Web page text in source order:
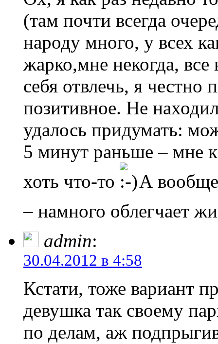
(там почти всегда
народу много, у всех
жарко,мне некогда,
себя отвлечь, я честно
позитивное. Не
удалось придумать:
5 минут раньше – мне
хоть что-то
А вообще,
– намного облегчает
admin:
30.04.2012 в 4:58
Кстати, тоже вариант
девушка так своему
по делам, аж